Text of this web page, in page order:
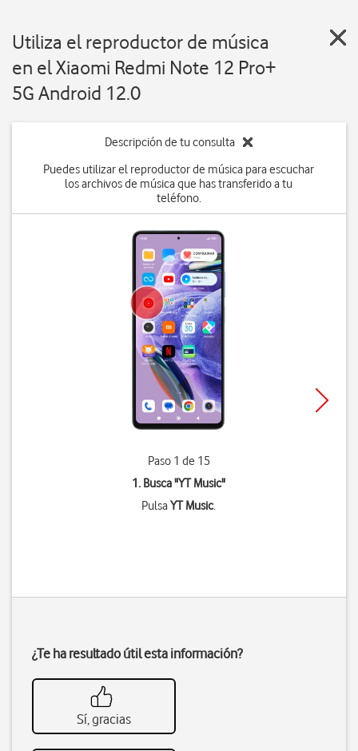
Utiliza el reproductor de música
en el Xiaomi Redmi Note 12 Pro+
5G Android 12.0
Descripción de tu consulta
Puedes utilizar el reproductor de música para escuchar
los archivos de música que has transferido a tu
teléfono.
Paso 1 de 15
1. Busca "YT Music"
PulsaYT Music.
¿Te ha resultado útil esta información?
Sí, gracias